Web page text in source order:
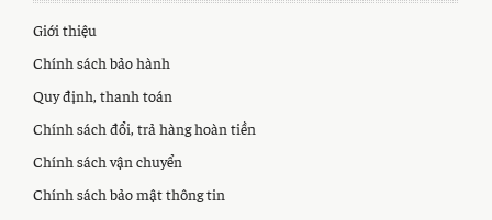
Giới thiệu
Chính sách bảo hành
Quy định, thanh toán
Chính sách đổi, trả hàng hoàn tiền
Chính sách vận chuyển
Chính sách bảo mật thông tin